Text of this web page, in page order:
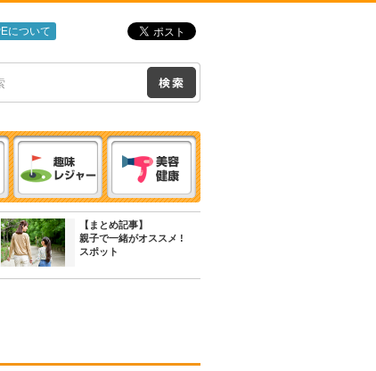
について
【まとめ記事】
親子で一緒がオススメ !
スポット